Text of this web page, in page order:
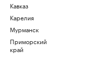
Кавказ
Карелия
Мурманск
Приморский
край